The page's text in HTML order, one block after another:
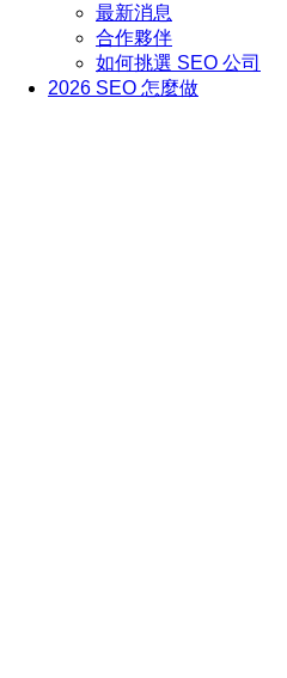
最新消息
合作夥伴
如何挑選 SEO 公司
2026 SEO 怎麼做